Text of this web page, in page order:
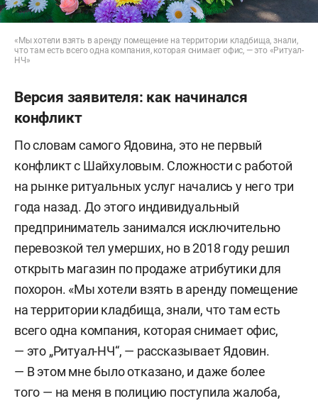
«Мы хотели взять в аренду помещение на территории кладбища, знали,
что там есть всего одна компания, которая снимает офис, — это «Ритуал-
НЧ»
Версия заявителя: как начинался
конфликт
По словам самого Ядовина, это не первый
конфликт с Шайхуловым. Сложности с работой
на рынке ритуальных услуг начались у него три
года назад. До этого индивидуальный
предприниматель занимался исключительно
перевозкой тел умерших, но в 2018 году решил
открыть магазин по продаже атрибутики для
похорон. «Мы хотели взять в аренду помещение
на территории кладбища, знали, что там есть
всего одна компания, которая снимает офис,
— это „Ритуал-НЧ“, — рассказывает Ядовин.
— В этом мне было отказано, и даже более
того — на меня в полицию поступила жалоба,